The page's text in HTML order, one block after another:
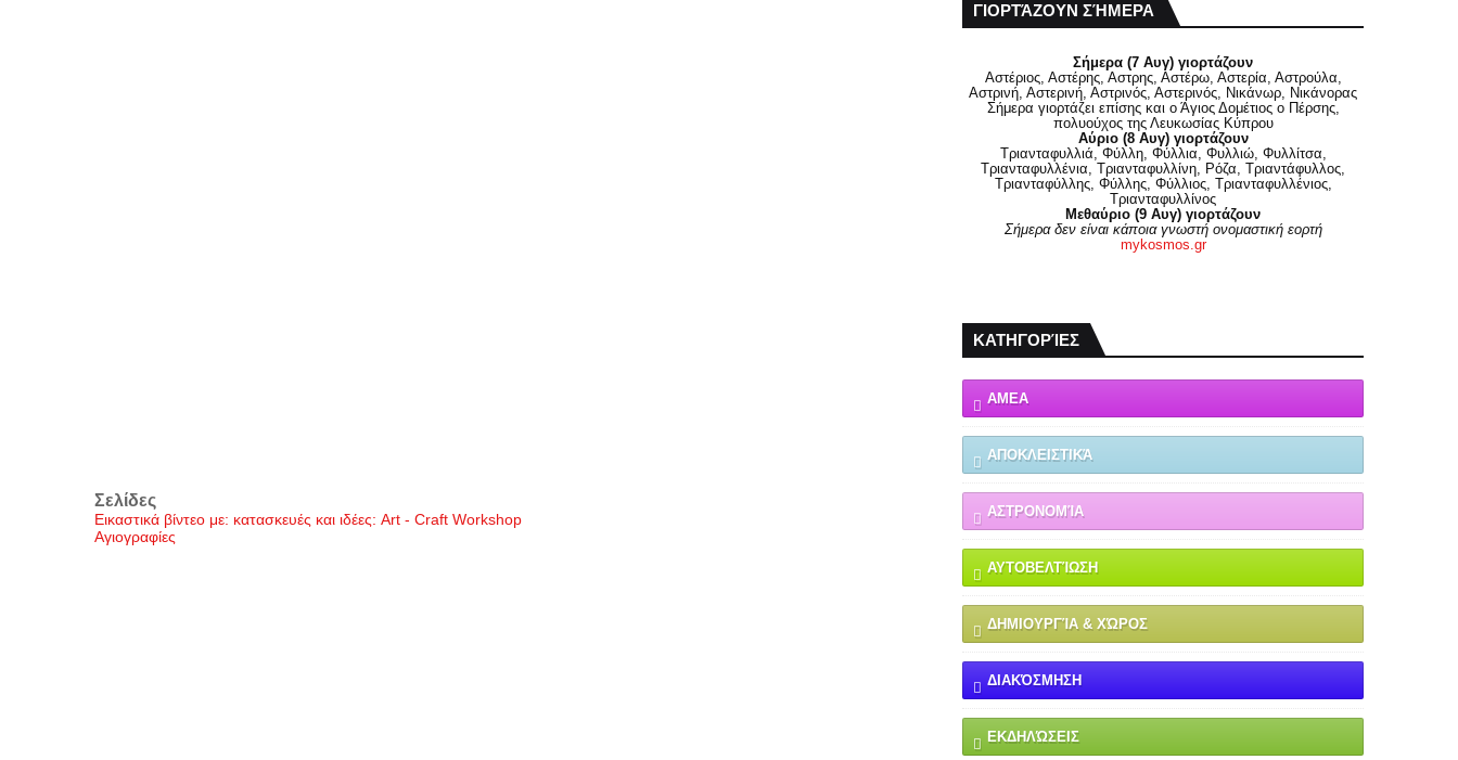
Σελίδες
Εικαστικά βίντεο με: κατασκευές και ιδέες: Art - Craft Workshop
Αγιογραφίες
ΓΙΟΡΤΆΖΟΥΝ ΣΉΜΕΡΑ
Σήμερα (7 Αυγ) γιορτάζουν
Αστέριος, Αστέρης, Αστρης, Αστέρω, Αστερία, Αστρούλα,
Αστρινή, Αστερινή, Αστρινός, Αστερινός, Νικάνωρ, Νικάνορας
Σήμερα γιορτάζει επίσης και ο Άγιος Δομέτιος ο Πέρσης,
πολυούχος της Λευκωσίας Κύπρου
Αύριο (8 Αυγ) γιορτάζουν
Τριανταφυλλιά, Φύλλη, Φύλλια, Φυλλιώ, Φυλλίτσα,
Τριανταφυλλένια, Τριανταφυλλίνη, Ρόζα, Τριαντάφυλλος,
Τριανταφύλλης, Φύλλης, Φύλλιος, Τριανταφυλλένιος,
Τριανταφυλλίνος
Μεθαύριο (9 Αυγ) γιορτάζουν
Σήμερα δεν είναι κάποια γνωστή ονομαστική εορτή
mykosmos.gr
ΚΑΤΗΓΟΡΊΕΣ
ΑΜΕΑ
ΑΠΟΚΛΕΙΣΤΙΚΆ
ΑΣΤΡΟΝΟΜΊΑ
ΑΥΤΟΒΕΛΤΊΩΣΗ
ΔΗΜΙΟΥΡΓΊΑ & ΧΏΡΟΣ
ΔΙΑΚΌΣΜΗΣΗ
ΕΚΔΗΛΏΣΕΙΣ